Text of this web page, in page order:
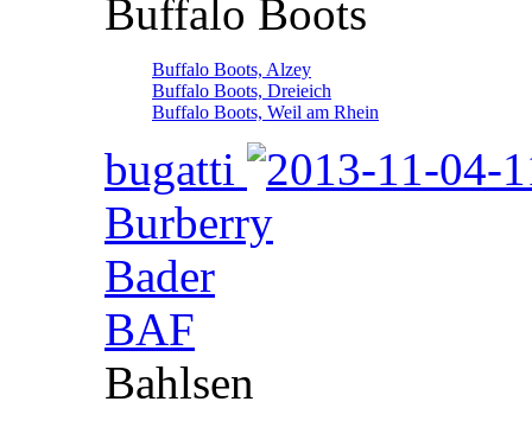
Buffalo Boots
Buffalo Boots, Alzey
Buffalo Boots, Dreieich
Buffalo Boots, Weil am Rhein
bugatti
Burberry
Bader
BAF
Bahlsen